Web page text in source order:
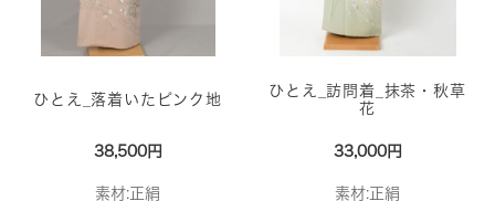
ひとえ_落着いたピンク地
38,500円
素材:正絹
ひとえ_訪問着_抹茶・秋草
花
33,000円
素材:正絹